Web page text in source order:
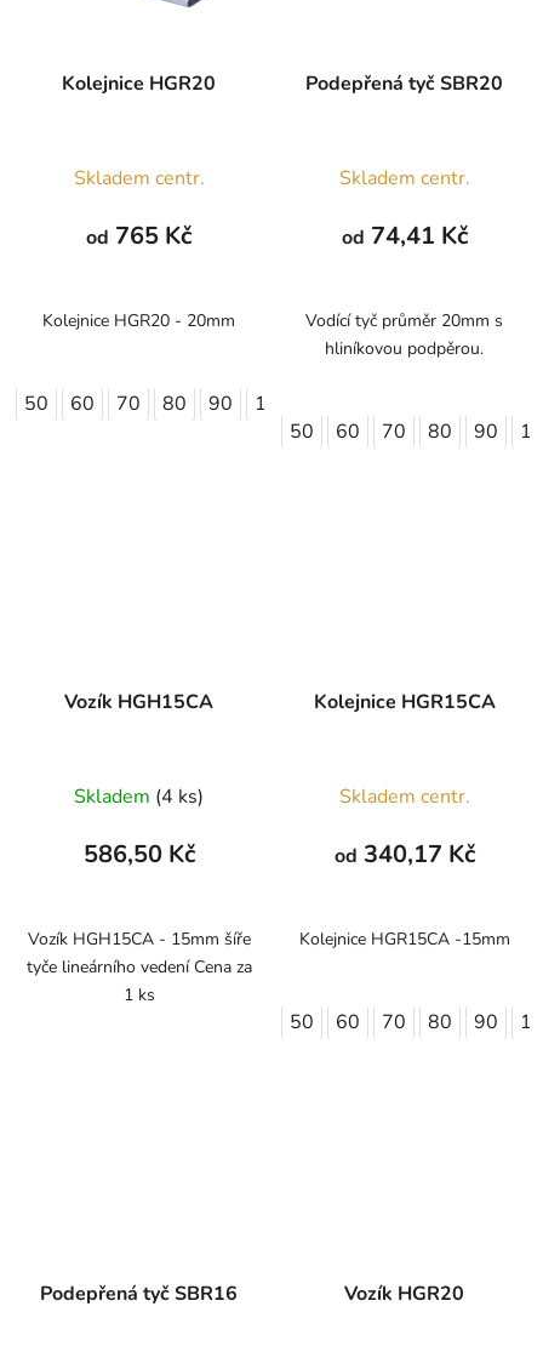
Kolejnice HGR20
Skladem centr.
od 765 Kč
Kolejnice HGR20 - 20mm
50 60 70 80 90 100
Podepřená tyč SBR20
Skladem centr.
od 74,41 Kč
Vodící tyč průměr 20mm s
hliníkovou podpěrou.
50 60 70 80 90
Vozík HGH15CA
Skladem (4 ks)
586,50 Kč
Vozík HGH15CA - 15mm šíře
tyče lineárního vedení Cena za
1 ks
Kolejnice HGR15CA
Skladem centr.
od 340,17 Kč
Kolejnice HGR15CA -15mm
50 60 70 80 90
Podepřená tyč SBR16 Vozík HGR20